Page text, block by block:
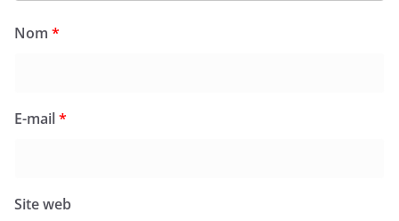
Nom *
E-mail*
Site web